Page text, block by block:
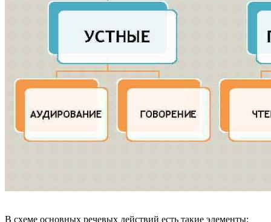
В схеме основных речевых действий есть такие элементы: